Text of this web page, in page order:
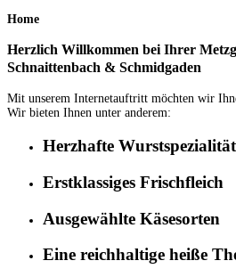
Home
Herzlich Willkommen bei Ihrer
Schnaittenbach & Schmidgaden
Mit unserem Internetauftritt möchten wir
Wir bieten Ihnen unter anderem:
Herzhafte
Erstklassiges Frischfleich
Ausgewählte Käsesorten
Eine reichhaltige heiße